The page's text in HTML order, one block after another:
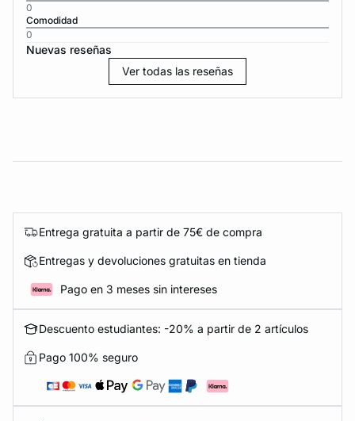
0
Comodidad
0
Nuevas reseñas
Ver todas las reseñas
Entrega gratuita a partir de 75€ de compra
Entregas y devoluciones gratuitas en tienda
Pago en 3 meses sin intereses
Descuento estudiantes: -20% a partir de 2 artículos
Pago 100% seguro